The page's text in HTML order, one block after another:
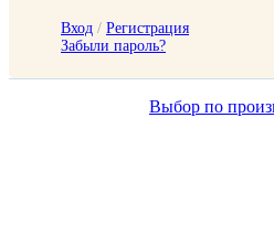
Вход / Регистрация
Забыли пароль?
Выбор по